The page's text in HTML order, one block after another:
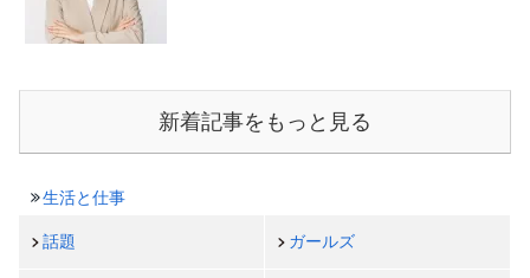
新着記事をもっと見る
生活と仕事
話題 ガールズ